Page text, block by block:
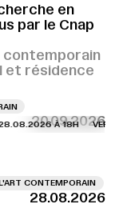
en
par le Cnap
contemporain
et résidence
20.09.2026
À 18H
CONTEMPORAIN
28.08.2026